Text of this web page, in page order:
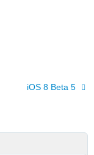
iOS 8 Beta 5